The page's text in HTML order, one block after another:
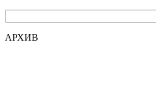
АРХИВ